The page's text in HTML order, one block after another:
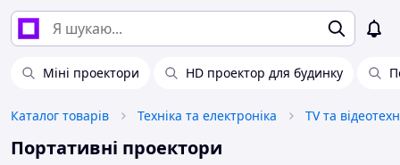
Міні проектори HD проектор для будинку
Каталог товарів Техніка та електроніка TV та
Портативні проектори